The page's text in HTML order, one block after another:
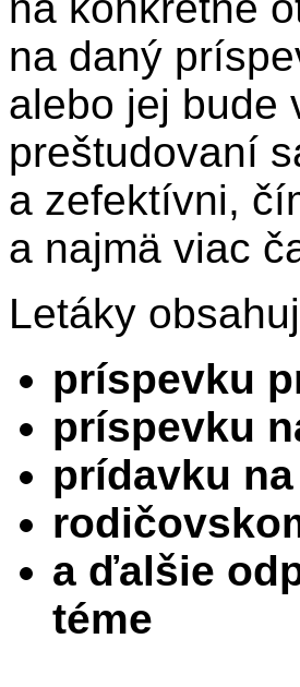
na daný
alebo jej bude
preštudovaní
a zefektívni,
a najmä viac
Letáky
príspevku
príspevku
prídavku
a ďalšie
téme